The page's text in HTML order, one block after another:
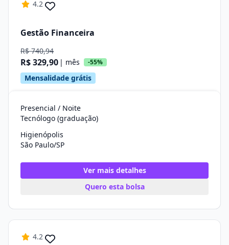
4.2
Gestão Financeira
R$ 740,94
R$ 329,90 | mês -55%
Mensalidade grátis
Presencial / Noite
Tecnólogo (graduação)
Higienópolis
São Paulo/SP
Ver mais detalhes
Quero esta bolsa
4.2